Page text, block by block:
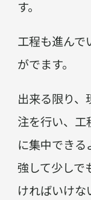
す。
工程も進んで
がでます。
出来る限り
注を行い、
に集中でき
強して少しで
ければいけな